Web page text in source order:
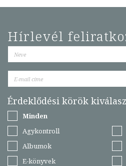
Hírlevél
Érdeklődési körök
Minden
Agykontroll
Albumok
E-könyvek